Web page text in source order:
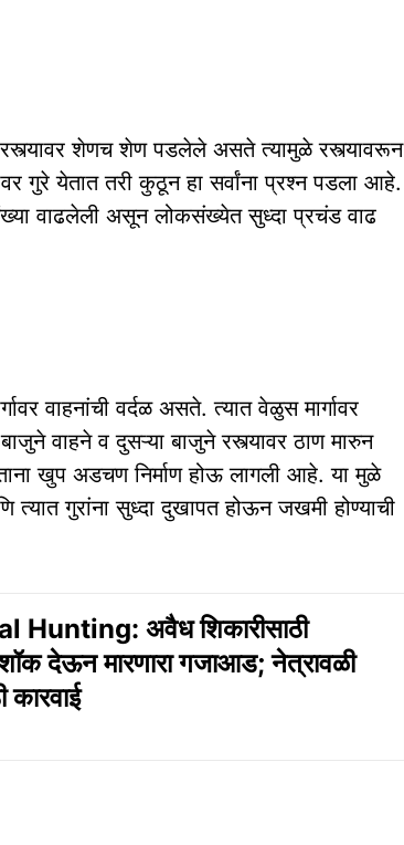
रस्त्यावर शेणच शेण पडलेले असते त्यामुळे रस्त्यावरून
गुरे येतात तरी कुठून हा सर्वांना प्रश्न पडला आहे.
वाढलेली असून लोकसंख्येत सुध्दा प्रचंड वाढ
वाहनांची वर्दळ असते. त्यात वेळुस मार्गावर
वाहने व दुसऱ्या बाजुने रस्त्यावर ठाण मारुन
खुप अडचण निर्माण होऊ लागली आहे. या मुळे
गुरांना सुध्दा दुखापत होऊन जखमी होण्याची
अवैध शिकारीसाठी
शॉक देऊन मारणारा गजाआड; नेत्रावळी
कारवाई